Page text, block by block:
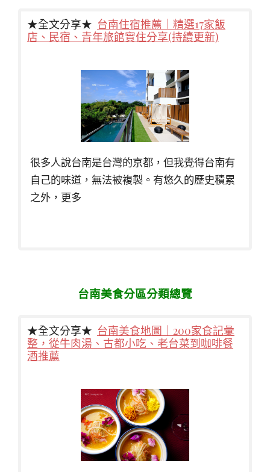
★全文分享★ 台南住宿推薦｜精選17家飯
店、民宿、青年旅館實住分享(持續更新)
很多人說台南是台灣的京都，但我覺得台南有
自己的味道，無法被複製。有悠久的歷史積累
之外，更多
台南美食分區分類總覽
★全文分享★ 台南美食地圖｜200家食記彙
整，從牛肉湯、古都小吃、老台菜到咖啡餐
酒推薦